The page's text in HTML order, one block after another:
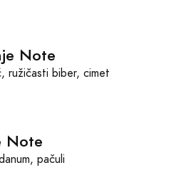
Note
ružičasti biber, cimet
Note
pačuli